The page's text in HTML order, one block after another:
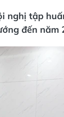
nghị tập
đến năm